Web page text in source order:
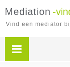
Mediation -
Vind een mediator